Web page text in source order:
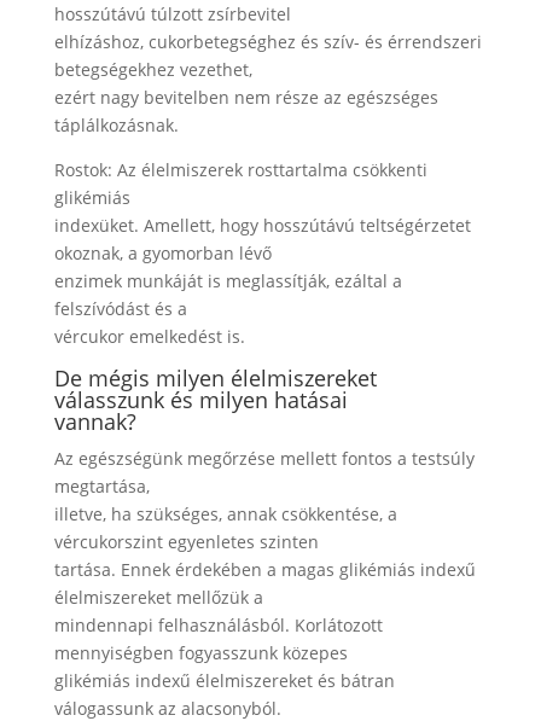
hosszútávú túlzott zsírbevitel
elhízáshoz, cukorbetegséghez és szív- és érrendszeri
betegségekhez vezethet,
ezért nagy bevitelben nem része az egészséges
táplálkozásnak.
Rostok: Az élelmiszerek rosttartalma csökkenti
glikémiás
indexüket. Amellett, hogy hosszútávú teltségérzetet
okoznak, a gyomorban lévő
enzimek munkáját is meglassítják, ezáltal a
felszívódást és a
vércukor emelkedést is.
De mégis milyen élelmiszereket
válasszunk és milyen hatásai
vannak?
Az egészségünk megőrzése mellett fontos a testsúly
megtartása,
illetve, ha szükséges, annak csökkentése, a
vércukorszint egyenletes szinten
tartása. Ennek érdekében a magas glikémiás indexű
élelmiszereket mellőzük a
mindennapi felhasználásból. Korlátozott
mennyiségben fogyasszunk közepes
glikémiás indexű élelmiszereket és bátran
válogassunk az alacsonyból.